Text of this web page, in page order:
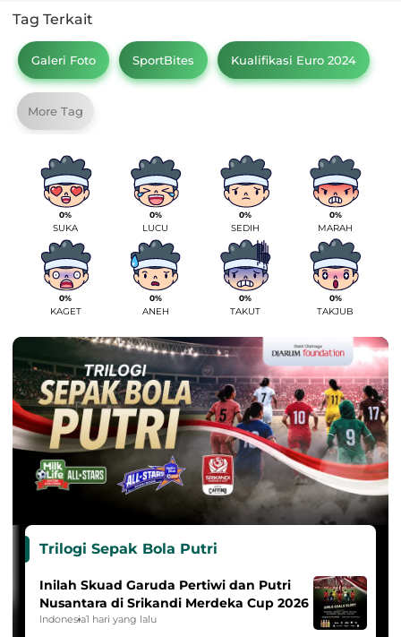
Tag Terkait
Galeri Foto SportBites Kualifikasi Euro 2024
More Tag
0%
SUKA
0%
LUCU
0%
SEDIH
0%
MARAH
0%
KAGET
0%
ANEH
0%
TAKUT
0%
TAKJUB
Trilogi Sepak Bola Putri
Inilah Skuad Garuda Pertiwi dan Putri
Nusantara di Srikandi Merdeka Cup 2026
Indonesia1 hari yang lalu